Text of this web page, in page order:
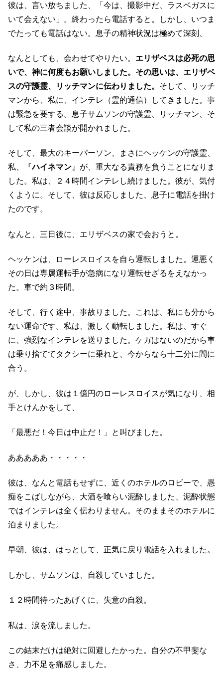
彼は、言い放ちました、「今は、撮影中だ、ラスベガスに
いて会えない」。終わったら電話すると。しかし、いつま
でたっても電話はない。息子の精神状況は極めて深刻、
なんとしても、会わせてやりたい。 エリザベスは必死の思
いで、神に何度もお願いしました。その思いは、エリザベ
スの守護霊、リッチマンに伝わりました。 そして、リッチ
マンから、私に、インテレ（霊的通信）してきました。事
は緊急を要する。息子サムソンの守護霊、リッチマン、そ
して私の三者会談が開かれました。
そして、最大のキーパーソン、まさにヘッケンの守護霊、
私、『ハイネマン 』が、重大なる責務を負うことになりま
した。私は、２４時間インテレし続けました。彼が、気付
くように。そして、彼は反応しました、息子に電話を掛け
たのです。
なんと、三日後に、エリザベスの家で会おうと。
ヘッケンは、ローレスロイスを自ら運転しました。運悪く
その日は専属運転手が急病になり運転せざるをえなかっ
た。車で約３時間。
そして、行く途中、事故りました。これは、私にも分から
ない運命です。私は、激しく動転しました。私は、すぐ
に、強烈なインテレを送りました。ケガはないのだから車
は乗り捨ててタクシーに乗れと、今からなら十二分に間に
合う。
が、しかし、彼は１億円のローレスロイスが気になり、相
手とけんかをして、
「最悪だ！今日は中止だ！」と叫びました。
あああああ・・・・・
彼は、なんと電話もせずに、近くのホテルのロビーで、愚
痴をこばしながら、大酒を喰らい泥酔しました、泥酔状態
ではインテレは全く伝わりません。そのままそのホテルに
泊まりました。
早朝、彼は、はっとして、正気に戻り電話を入れました。
しかし、サムソンは、自殺していました。
１２時間待ったあげくに、失意の自殺。
私は、涙を流しました。
この結末だけは絶対に回避したかった。自分の不甲斐な
さ、力不足を痛感しました。